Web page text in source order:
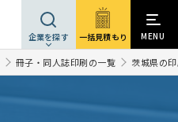
企業を探す 一括見積もり MENU
冊子・同人誌印刷の一覧 茨城県の